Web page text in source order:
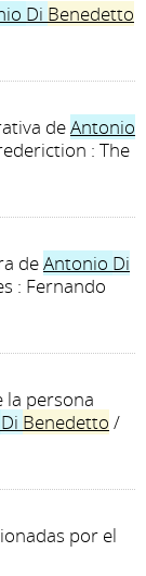
Di Benedetto
deAntonio
: The
deAntonio Di
: Fernando
la persona
Di Benedetto /
por el